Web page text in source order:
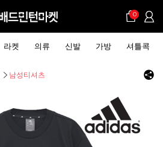
0
라켓 의류 신발 가방 셔틀콕
남성티셔츠